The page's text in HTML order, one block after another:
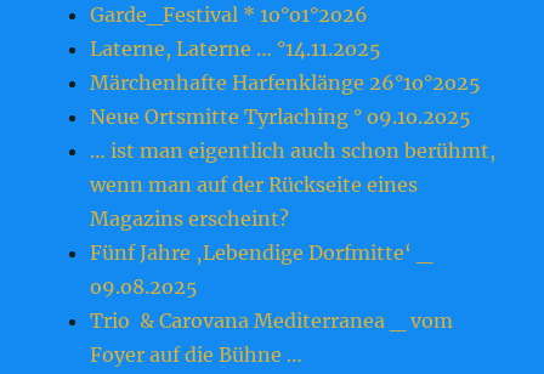
Garde_Festival * 1o°o1°2o26
Laterne, Laterne … °14.11.2o25
Märchenhafte Harfenklänge 26°1o°2o25
Neue Ortsmitte Tyrlaching ° o9.1o.2o25
… ist man eigentlich auch schon berühmt,
wenn man auf der Rückseite eines
Magazins erscheint?
Fünf Jahre ‚Lebendige Dorfmitte‘ _
o9.o8.2o25
Trio & Carovana Mediterranea _ vom
Foyer auf die Bühne …